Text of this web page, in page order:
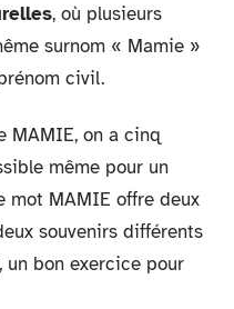
, où plusieurs
surnom « Mamie »
civil.
MAMIE, on a cinq
même pour un
mot MAMIE offre deux
souvenirs différents
bon exercice pour